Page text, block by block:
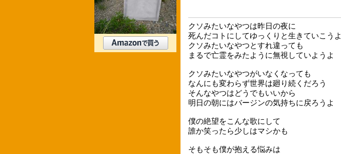
クソみたいなやつは昨日の夜に
死んだコトにしてゆっくりと生きていこうよ
クソみたいなやつとすれ違っても
まるで亡霊をみたように無視していようよ
クソみたいなやつがいなくなっても
なんにも変わらず世界は廻り続くだろう
そんなやつはどうでもいいから
明日の朝にはバージンの気持ちに戻ろうよ
僕の絶望をこんな歌にして
誰か笑ったら少しはマシかも
そもそも僕が抱える悩みは